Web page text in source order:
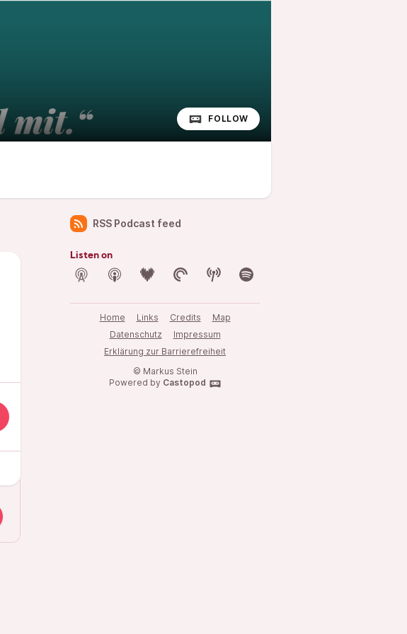
FOLLOW
RSS Podcast feed
Listen on
Home Links Credits
Map
Datenschutz
Impressum
Erklärung zur Barrierefreiheit
© Markus Stein
Powered by Castopod